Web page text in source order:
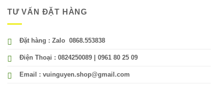
TƯ VẤN ĐẶT HÀNG
Đặt hàng : Zalo 0868.553838
Điện Thoại : 0824250089 | 0961 80 25 09
Email : vuinguyen.shop@gmail.com